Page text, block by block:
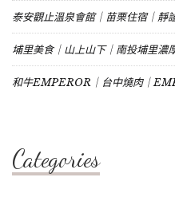
泰安觀止溫泉會館｜苗栗住宿｜靜
埔里美食｜山上山下｜南投埔里濃
和牛EMPEROR｜台中燒肉｜
Categories